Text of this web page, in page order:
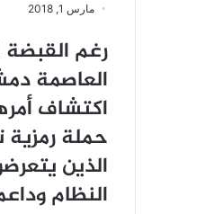
مارس 1, 2018
رغم القبضة
العاصمة
اكتشاف
حملة
الذين
النظام